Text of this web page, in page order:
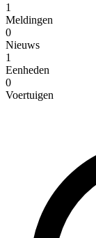
1
Meldingen
0
Nieuws
1
Eenheden
0
Voertuigen